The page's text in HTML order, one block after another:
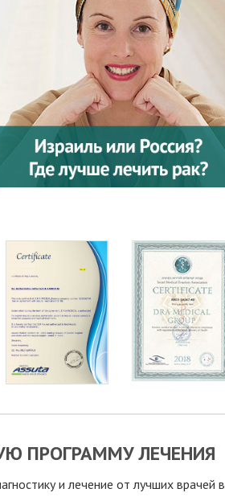
ПРОГРАММУ ЛЕЧЕНИЯ
и лечение от лучших врачей в